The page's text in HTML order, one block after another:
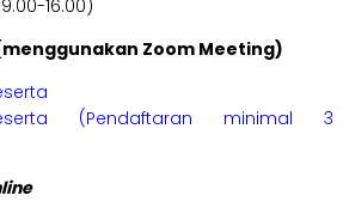
16.00)
Zoom Meeting)
peserta (Pendaftaran minimal 3